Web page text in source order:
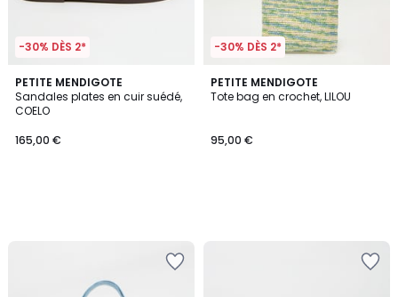
-30% DÈS 2*
PETITE MENDIGOTE
Sandales plates en cuir suédé,
COELO
165,00 €
-30% DÈS 2*
PETITE MENDIGOTE
Tote bag en crochet, LILOU
95,00 €